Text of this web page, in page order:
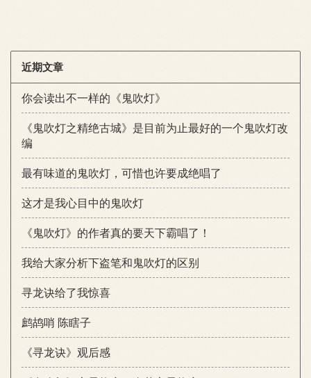
近期文章
你会读出不一样的《鬼吹灯》
《鬼吹灯之精绝古城》是目前为止最好的一个鬼吹灯改
编
最有味道的鬼吹灯，可惜也许要成绝唱了
这才是我心目中的鬼吹灯
《鬼吹灯》的作者真的要天下霸唱了！
我给大家分析下盗笔和鬼吹灯的区别
寻龙诀给了我惊喜
鹧鸪哨 陈瞎子
《寻龙诀》观后感